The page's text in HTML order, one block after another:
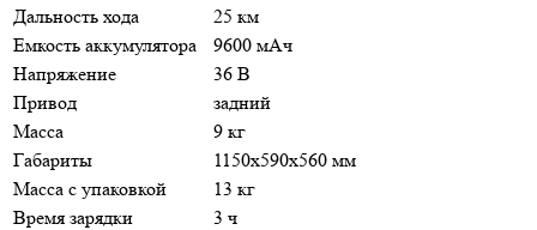
Дальность хода
25 км
Емкость аккумулятора
9600 мАч
Напряжение
36 В
Привод
задний
Масса
9 кг
Габариты
1150х590х560 мм
Масса с упаковкой
13 кг
Время зарядки
3 ч